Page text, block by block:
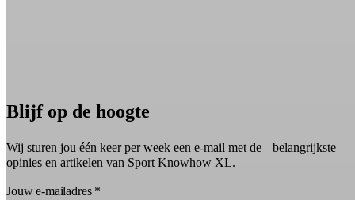
Blijf op de hoogte
Wij sturen jou één keer per week een e-mail met de belangrijkste
opinies en artikelen van Sport Knowhow XL.
Jouw e-mailadres *